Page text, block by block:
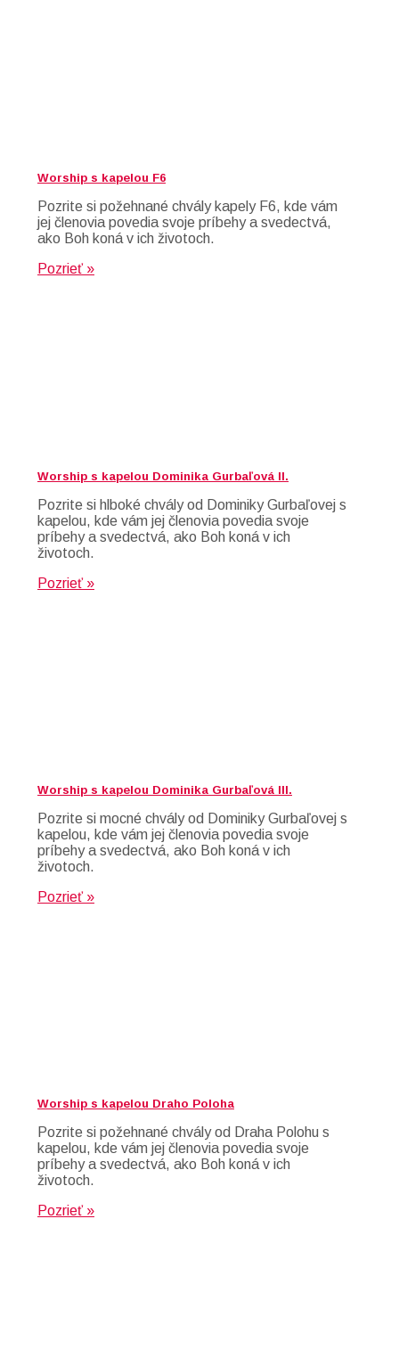
Worship s kapelou F6
Pozrite si požehnané chvály kapely F6, kde vám
jej členovia povedia svoje príbehy a svedectvá,
ako Boh koná v ich životoch.
Pozrieť »
Worship s kapelou Dominika Gurbaľová II.
Pozrite si hlboké chvály od Dominiky Gurbaľovej s
kapelou, kde vám jej členovia povedia svoje
príbehy a svedectvá, ako Boh koná v ich
životoch.
Pozrieť »
Worship s kapelou Dominika Gurbaľová III.
Pozrite si mocné chvály od Dominiky Gurbaľovej s
kapelou, kde vám jej členovia povedia svoje
príbehy a svedectvá, ako Boh koná v ich
životoch.
Pozrieť »
Worship s kapelou Draho Poloha
Pozrite si požehnané chvály od Draha Polohu s
kapelou, kde vám jej členovia povedia svoje
príbehy a svedectvá, ako Boh koná v ich
životoch.
Pozrieť »